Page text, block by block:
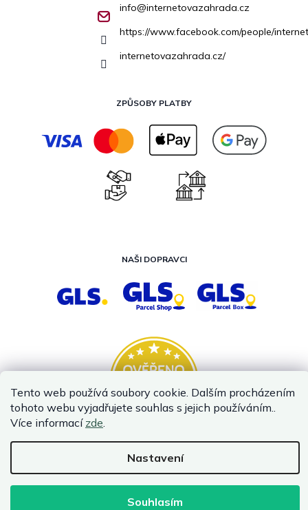
Tento web používá soubory cookie. Dalším procházením
tohoto webu vyjadřujete souhlas s jejich používáním..
Více informací zde.
Nastavení
Souhlasím
info@internetovazahrada.cz
https://www.facebook.com/people/
internetovazahrada.cz/
ZPŮSOBY PLATBY
NAŠI DOPRAVCI
Vytvořil Shoptet